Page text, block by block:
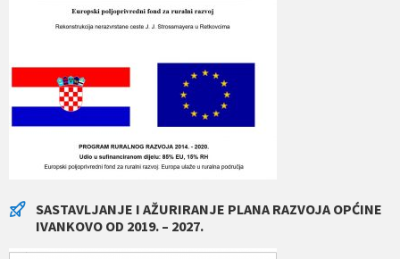
SASTAVLJANJE I AŽURIRANJE PLANA RAZVOJA OPĆINE
IVANKOVO OD 2019. – 2027.